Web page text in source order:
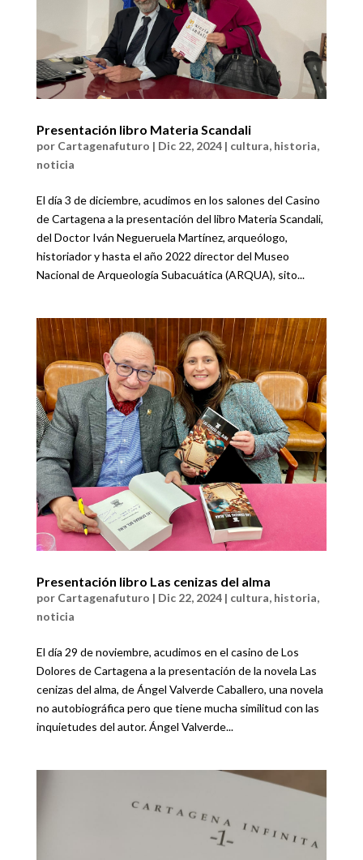
Presentación libro Materia Scandali
por Cartagenafuturo | Dic 22, 2024| cultura, historia,
noticia
El día 3 de diciembre, acudimos en los salones del Casino
de Cartagena a la presentación del libro Materia Scandali,
del Doctor Iván Negueruela Martínez, arqueólogo,
historiador y hasta el año 2022 director del Museo
Nacional de Arqueología Subacuática (ARQUA), sito...
Presentación libro Las cenizas del alma
por Cartagenafuturo | Dic 22, 2024| cultura, historia,
noticia
El día 29 de noviembre, acudimos en el casino de Los
Dolores de Cartagena a la presentación de la novela Las
cenizas del alma, de Ángel Valverde Caballero, una novela
no autobiográfica pero que tiene mucha similitud con las
inquietudes del autor. Ángel Valverde...